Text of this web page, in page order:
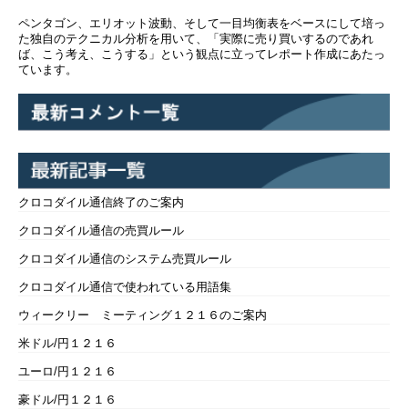
ペンタゴン、エリオット波動、そして一目均衡表をベースにして培っ
た独自のテクニカル分析を用いて、「実際に売り買いするのであれ
ば、こう考え、こうする」という観点に立ってレポート作成にあたっ
ています。
クロコダイル通信終了のご案内
クロコダイル通信の売買ルール
クロコダイル通信のシステム売買ルール
クロコダイル通信で使われている用語集
ウィークリー ミーティング１２１６のご案内
米ドル/円１２１６
ユーロ/円１２１６
豪ドル/円１２１６